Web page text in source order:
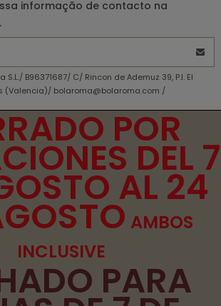
POR
DEL 7
AL 24
AMBOS
INCLUSIVE
PARA
informação de contacto na
S.L./ B96371687/ C/ Rincon de Ademuz 39, P.I. El
(Valencia)/ bolaroma@bolaroma.com /
às perguntas e envie as informações
retificação, exclusão e portabilidade de seus
ao seu processamento, além de não estar
apenas no processamento automatizado de
: Você pode consultar informações adicionais e
Política de Privacidadeaqui
que será feito com meus dados
e condições de usoe a política de